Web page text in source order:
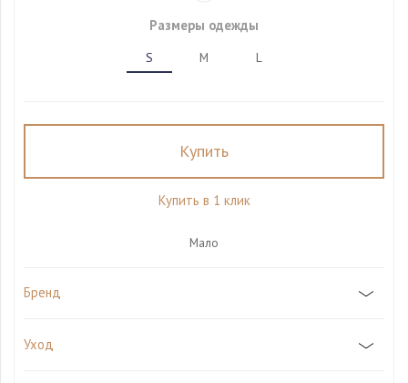
Размеры одежды
S M L
Купить
Купить в 1 клик
Мало
Бренд
Уход